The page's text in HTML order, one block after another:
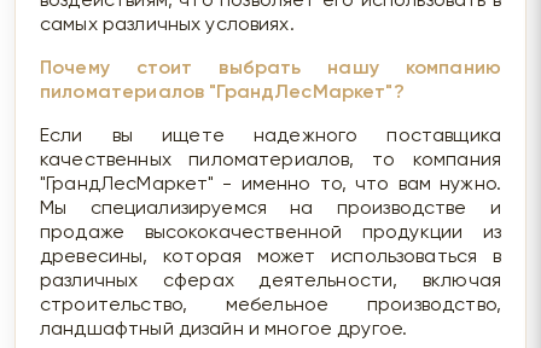
самых различных условиях.
Почему стоит выбрать нашу компанию
пиломатериалов "ГрандЛесМаркет"?
Если вы ищете надежного поставщика
качественных пиломатериалов, то компания
"ГрандЛесМаркет" - именно то, что вам нужно.
Мы специализируемся на производстве и
продаже высококачественной продукции из
древесины, которая может использоваться в
различных сферах деятельности, включая
строительство, мебельное производство,
ландшафтный дизайн и многое другое.